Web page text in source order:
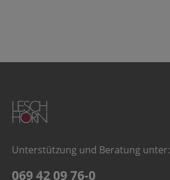
Unterstützung und Beratung unter:
069 42 09 76-0